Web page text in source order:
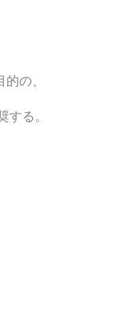
の、
る。